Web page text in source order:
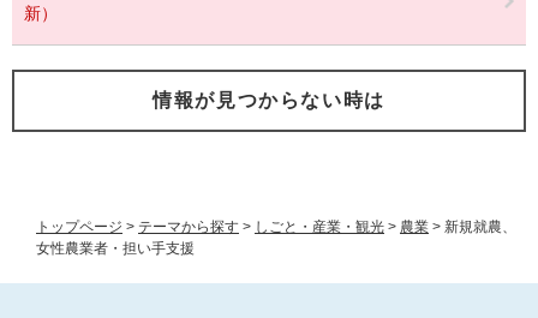
トップページ > テーマから探す > しごと・産業・観光 > 農業 > 新規就農、
女性農業者・担い手支援
新）
情報が見つからない時は